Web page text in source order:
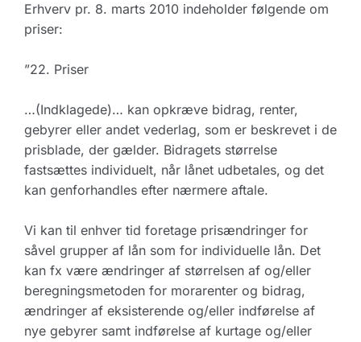
Erhverv pr. 8. marts 2010 indeholder følgende om
priser:
”22. Priser
…(Indklagede)… kan opkræve bidrag, renter,
gebyrer eller andet vederlag, som er beskrevet i de
prisblade, der gælder. Bidragets størrelse
fastsættes individuelt, når lånet udbetales, og det
kan genforhandles efter nærmere aftale.
Vi kan til enhver tid foretage prisændringer for
såvel grupper af lån som for individuelle lån. Det
kan fx være ændringer af størrelsen af og/eller
beregningsmetoden for morarenter og bidrag,
ændringer af eksisterende og/eller indførelse af
nye gebyrer samt indførelse af kurtage og/eller